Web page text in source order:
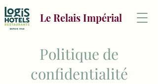
Le Relais Impérial
Politique de
confidentialité